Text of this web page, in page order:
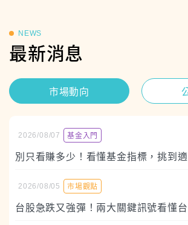
NEWS
最新消息
市場動向
2026/08/07 基金入門
別只看賺多少！看懂基金指標，挑到
2026/08/05 市場觀點